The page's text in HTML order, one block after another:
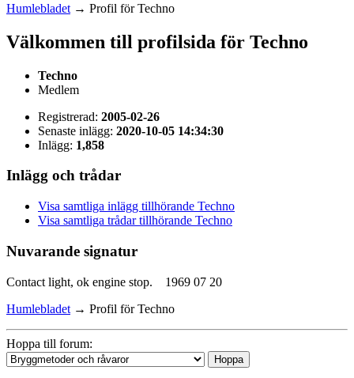
Humlebladet → Profil för Techno
Välkommen till profilsida för Techno
Techno
Medlem
Registrerad: 2005-02-26
Senaste inlägg: 2020-10-05 14:34:30
Inlägg: 1,858
Inlägg och trådar
Visa samtliga inlägg tillhörande Techno
Visa samtliga trådar tillhörande Techno
Nuvarande signatur
Contact light, ok engine stop. 1969 07 20
Humlebladet → Profil för Techno
Hoppa till forum: